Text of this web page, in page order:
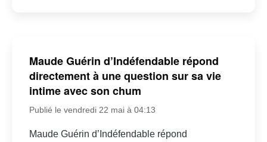
Maude Guérin d’Indéfendable répond
directement à une question sur sa vie
intime avec son chum
Publié le vendredi 22 mai à 04:13
Maude Guérin d’Indéfendable répond